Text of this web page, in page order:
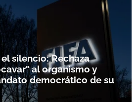
silencio: Rechaza
al organismo y
democrático de su